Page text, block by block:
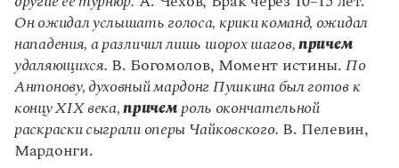
Словари русского языка как государственного
Справочники
Правила русской орфографии и пунктуации
Русский язык. Краткий теоретический курс
для школьников
Управление в русском языке
Словарь русских имён
Словарь методических терминов
Правила русской орфографии и пунктуации
(1956)
Он ожидал услышать голоса, крики команд, ожидал
нападения, а различил лишь шорох шагов,причем
удаляющихся. В. Богомолов, Момент истины.По
Антонову, духовный мардонг Пушкина был готов к
концу XIX века,причем роль окончательной
раскраски сыграли оперы Чайковского. В. Пелевин,
Мардонги.